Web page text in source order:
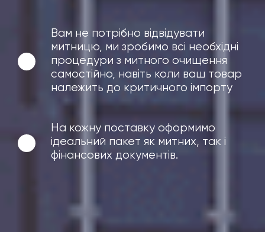
Вам не потрібно відвідувати
митницю, ми зробимо всі необхідні
процедури з митного очищення
самостійно, навіть коли ваш товар
належить до критичного імпорту
На кожну поставку оформимо
ідеальний пакет як митних, так і
фінансових документів.